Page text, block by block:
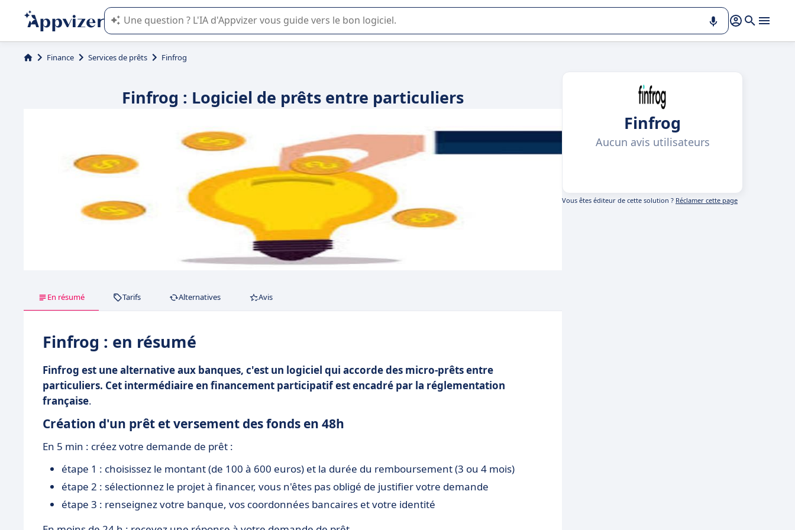
L'IA de Appvizer vous guide dans l'utilisation ou la sélection de logiciel SaaS en entreprise.
Finance Services de prêts Finfrog
Finfrog : Logiciel de prêts entre particuliers
En résumé Tarifs Alternatives Avis
Finfrog : en résumé
Finfrog est une alternative aux banques, c'est un logiciel qui accorde des micro-prêts entre
particuliers. Cet intermédiaire en financement participatif est encadré par la réglementation
française.
Création d'un prêt et versement des fonds en 48h
En 5 min : créez votre demande de prêt :
étape 1 : choisissez le montant (de 100 à 600 euros) et la durée du remboursement (3 ou 4 mois)
étape 2 : sélectionnez le projet à financer, vous n'êtes pas obligé de justifier votre demande
étape 3 : renseignez votre banque, vos coordonnées bancaires et votre identité
Finfrog
Aucun avis utilisateurs
Vous êtes éditeur de cette solution ? Réclamer cette page